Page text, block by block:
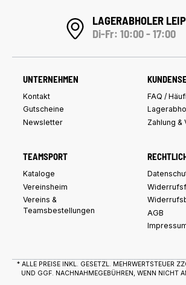
LAGERABHOLER
Di-Fr: 10:00 - 17:00
UNTERNEHMEN
Kontakt
Gutscheine
Newsletter
FAQ /
Zahlung &
TEAMSPORT
Kataloge
Vereinsheim
Vereins &
Teamsbestellungen
AGB
* ALLE PREISE INKL. GESETZL. MEHRWERTSTEUER
UND GGF. NACHNAHMEGEBÜHREN, WENN NICHT